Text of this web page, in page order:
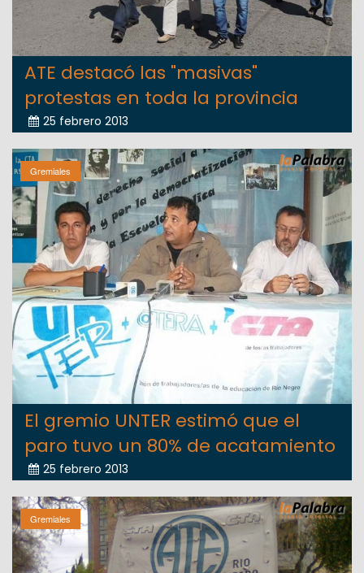
ATE destacó las "masivas"
protestas en toda la provincia
25 febrero 2013
Gremiales
El gremio UNTER estimó que el
paro tuvo un 80% de acatamiento
25 febrero 2013
Gremiales